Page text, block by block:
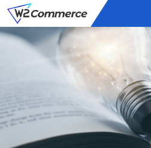
サービス
PRICE
料金
FEATURE